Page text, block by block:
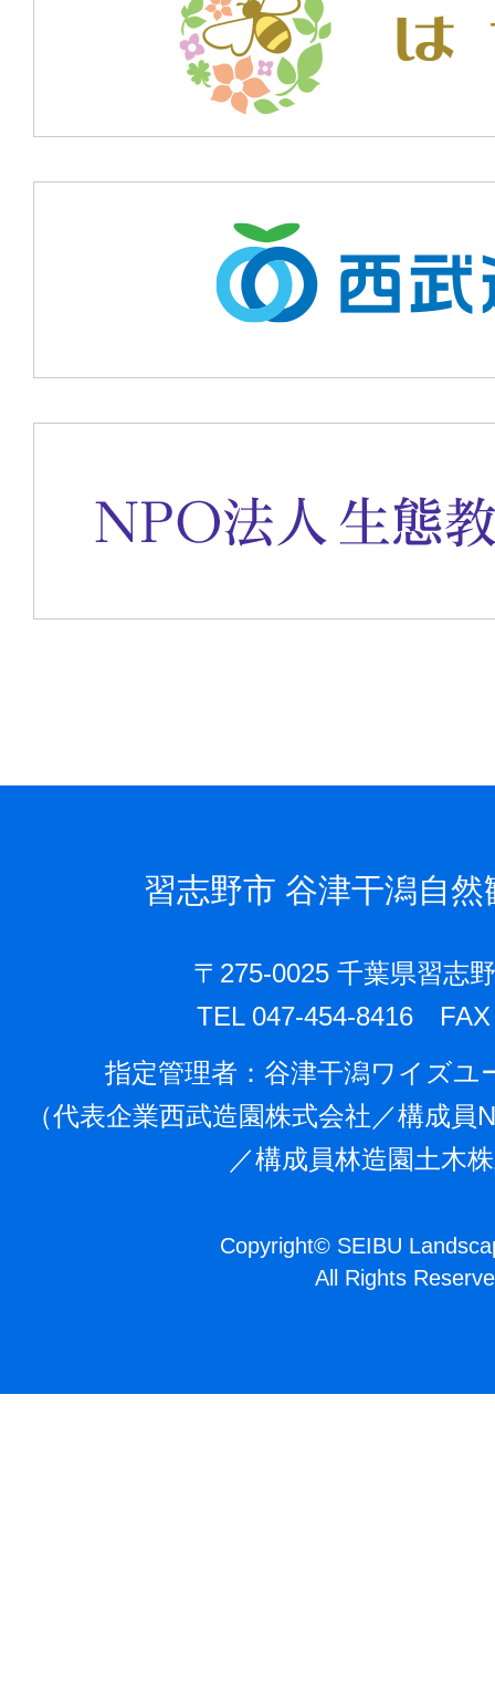
習志野市 谷津干潟自
〒275-0025 千葉県習志
TEL 047-454-8416 FAX
指定管理者：⾕津⼲潟ワイズユ
（代表企業⻄武造園株式会社／構成
／構成員林造園⼟⽊
Copyright©SEIBU
All Rights